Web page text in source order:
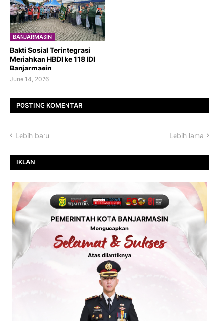
BANJARMASIN
Bakti Sosial Terintegrasi
Meriahkan HBDI ke 118 IDI
Banjarmaein
June 14, 2026
POSTING KOMENTAR
Lebih baru Lebih lama
IKLAN